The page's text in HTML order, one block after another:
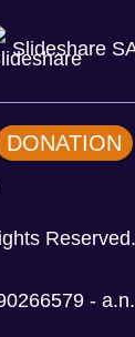
Slideshare
DONATION
Reserved.
-